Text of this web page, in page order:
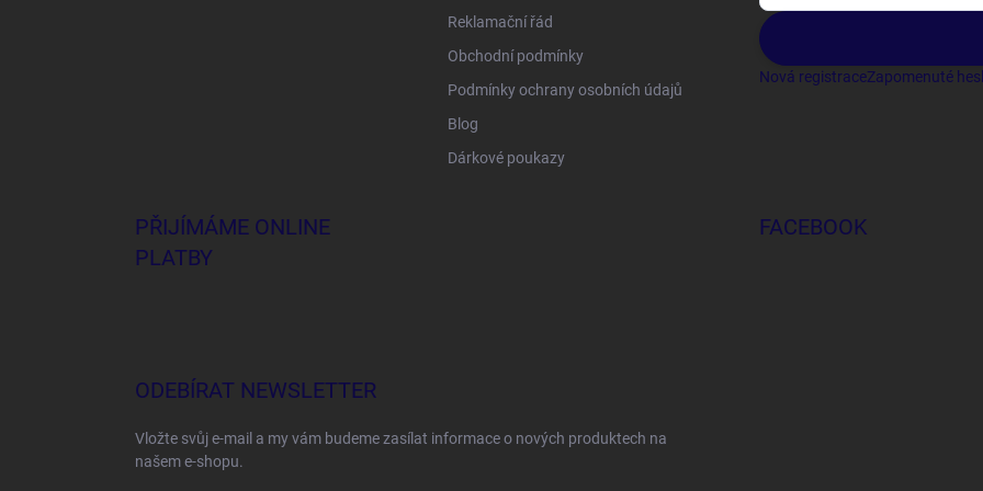
Reklamační řád
Obchodní podmínky
Podmínky ochrany osobních údajů
Blog
Dárkové poukazy
Nová registraceZapomenuté
PŘIJÍMÁME ONLINE
PLATBY
FACEBOOK
ODEBÍRAT NEWSLETTER
Vložte svůj e-mail a my vám budeme zasílat informace o nových produktech na
našem e-shopu.